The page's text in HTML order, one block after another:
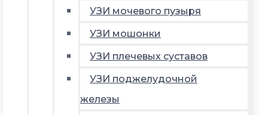
УЗИ мочевого пузыря
УЗИ мошонки
УЗИ плечевых суставов
УЗИ поджелудочной
железы